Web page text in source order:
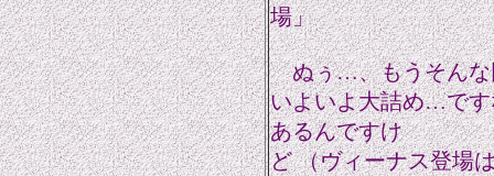
場」
ぬぅ…、もうそんな
いよいよ大詰め…で
あるんですけ
ど （ヴィーナス登場